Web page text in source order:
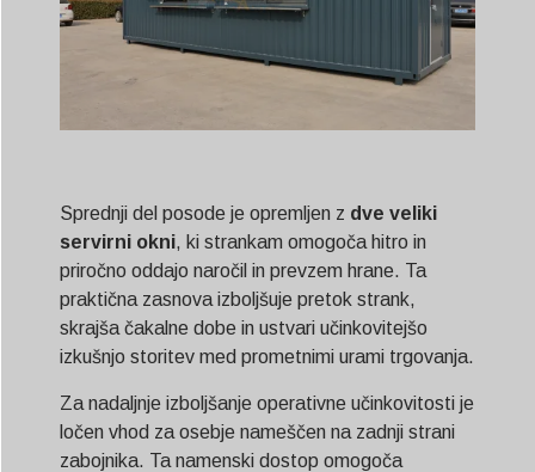
Sprednji del posode je opremljen z dve veliki
servirni okni, ki strankam omogoča hitro in
priročno oddajo naročil in prevzem hrane. Ta
praktična zasnova izboljšuje pretok strank,
skrajša čakalne dobe in ustvari učinkovitejšo
izkušnjo storitev med prometnimi urami trgovanja.
Za nadaljnje izboljšanje operativne učinkovitosti je
ločen vhod za osebje nameščen na zadnji strani
zabojnika. Ta namenski dostop omogoča